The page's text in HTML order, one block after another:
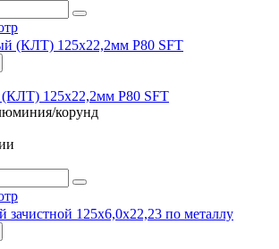
(КЛТ) 125х22,2мм Р80 SFT
корунд